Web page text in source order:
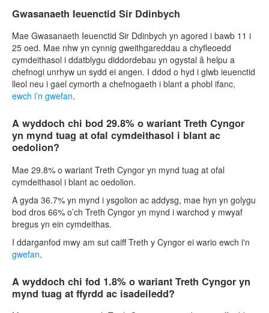
Gwasanaeth Ieuenctid Sir Ddinbych
Mae Gwasanaeth Ieuenctid Sir Ddinbych yn agored i bawb 11 i
25 oed. Mae nhw yn cynnig gweithgareddau a chyfleoedd
cymdeithasol i ddatblygu diddordebau yn ogystal â helpu a
chefnogi unrhyw un sydd ei angen. I ddod o hyd i glwb ieuenctid
lleol neu i gael cymorth a chefnogaeth i blant a phobl ifanc,
ewch i’n gwefan.
A wyddoch chi bod 29.8% o wariant Treth Cyngor
yn mynd tuag at ofal cymdeithasol i blant ac
oedolion?
Mae 29.8% o wariant Treth Cyngor yn mynd tuag at ofal
cymdeithasol i blant ac oedolion.
A gyda 36.7% yn mynd i ysgolion ac addysg, mae hyn yn golygu
bod dros 66% o’ch Treth Cyngor yn mynd i warchod y mwyaf
bregus yn ein cymdeithas.
I ddarganfod mwy am sut caiff Treth y Cyngor ei wario ewch i'n
gwefan.
A wyddoch chi fod 1.8% o wariant Treth Cyngor yn
mynd tuag at ffyrdd ac isadeiledd?